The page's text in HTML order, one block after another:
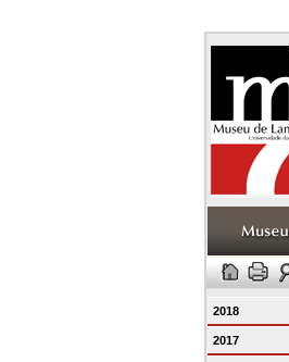
2018
2017